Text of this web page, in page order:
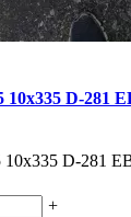
10х335 D-281
10х335 D-281
+